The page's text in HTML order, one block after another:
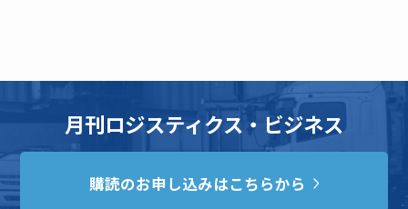
月刊ロジスティクス・ビジネス
購読のお申し込みはこちらから